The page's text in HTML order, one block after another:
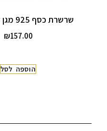
שרשרת כסף 925 מגן דוד זרקונים
₪157.00
הוספה לסל